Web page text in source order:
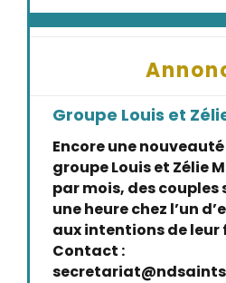
Groupe Louis et
Encore une
groupe Louis et Zélie
par mois, des couples
une heure chez l’un
aux intentions de leur
Contact :